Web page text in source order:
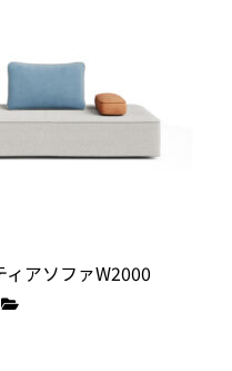
アソファW2000